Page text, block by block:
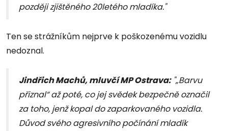
později zjištěného 20letého mladíka."
Ten se strážníkům nejprve k poškozenému vozidlu
nedoznal.
Jindřich Machů, mluvčí MP Ostrava:"„Barvu
přiznal“ až poté, co jej svědek bezpečně označil
za toho, jenž kopal do zaparkovaného vozidla.
Důvod svého agresivního počínání mladík